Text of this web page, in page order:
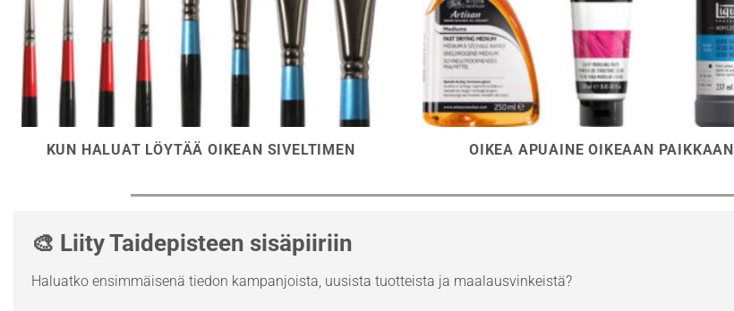
KUN HALUAT LÖYTÄÄ OIKEAN SIVELTIMEN OIKEA APUAINE OIKEAAN PAIKKAAN
🎨 Liity Taidepisteen sisäpiiriin
Haluatko ensimmäisenä tiedon kampanjoista, uusista tuotteista ja maalausvinkeistä?